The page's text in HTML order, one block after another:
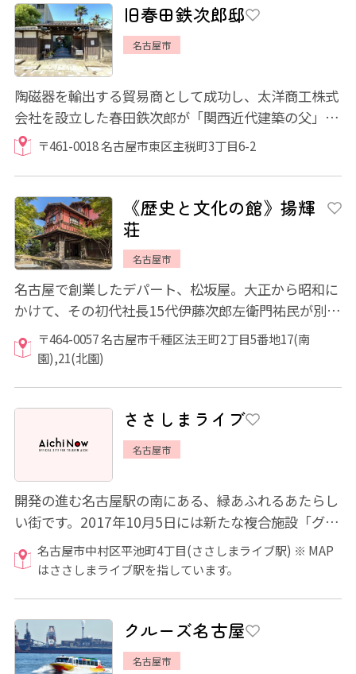
旧春田鉄次郎邸
名古屋市
陶磁器を輸出する貿易商として成功し、太洋商工株式
会社を設立した春田鉄次郎が「関西近代建築の父」と
呼ばれる建築家の武田五一に依頼し、建てた...
〒461-0018 名古屋市東区主税町3丁目6-2
《歴史と文化の館》揚輝
荘
名古屋市
名古屋で創業したデパート、松坂屋。大正から昭和に
かけて、その初代社長15代伊藤次郎左衛門祐民が別荘
として使用していたのが揚輝荘です。かつて...
〒464-0057 名古屋市千種区法王町2丁目5番地17(南
園),21(北園)
ささしまライブ
名古屋市
開発の進む名古屋駅の南にある、緑あふれるあたらし
い街です。2017年10月5日には新たな複合施設「グロ
ーバルゲート」がオープンし、その他にも、映...
名古屋市中村区平池町4丁目(ささしまライブ駅) ※ MAP
はささしまライブ駅を指しています。
クルーズ名古屋
名古屋市